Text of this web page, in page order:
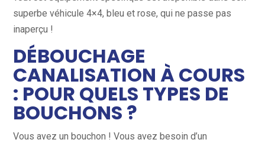
superbe véhicule 4×4, bleu et rose, qui ne passe pas
inaperçu !
DÉBOUCHAGE
CANALISATION À COURS
: POUR QUELS TYPES DE
BOUCHONS ?
Vous avez un bouchon ! Vous avez besoin d’un